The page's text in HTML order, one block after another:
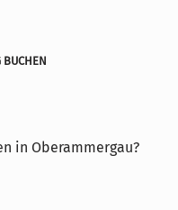
BUCHEN
in Oberammergau?